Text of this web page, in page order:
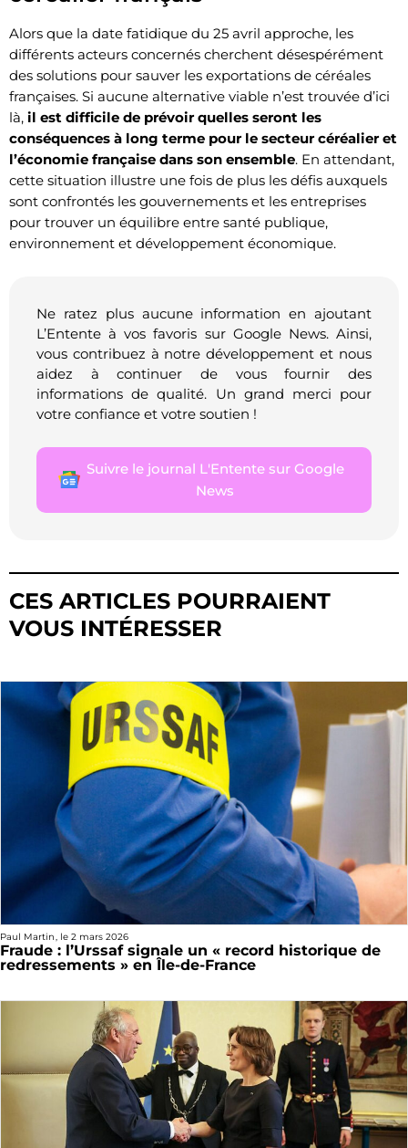
Alors que la date fatidique du 25 avril approche, les
différents acteurs concernés cherchent désespérément
des solutions pour sauver les exportations de céréales
françaises. Si aucune alternative viable n’est trouvée d’ici
là, il est difficile de prévoir quelles seront les
conséquences à long terme pour le secteur céréalier et
l’économie française dans son ensemble. En attendant,
cette situation illustre une fois de plus les défis auxquels
sont confrontés les gouvernements et les entreprises
pour trouver un équilibre entre santé publique,
environnement et développement économique.
Ne ratez plus aucune information en ajoutant
L’Entente à vos favoris sur Google News. Ainsi,
vous contribuez à notre développement et nous
aidez à continuer de vous fournir des
informations de qualité. Un grand merci pour
votre confiance et votre soutien !
Suivre le journal L'Entente sur Google
News
CES ARTICLES POURRAIENT
VOUS INTÉRESSER
Paul Martin, le 2 mars 2026
Fraude : l’Urssaf signale un « record historique de
redressements » en Île-de-France